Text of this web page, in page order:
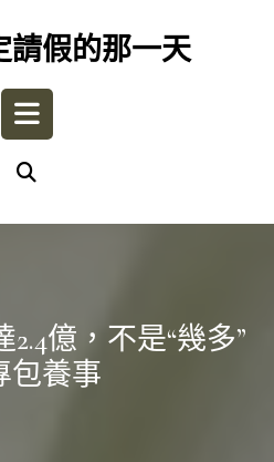
請假的那一天
Open
億，不是“幾多”
包養事